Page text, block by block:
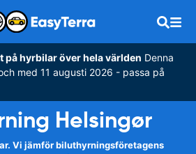
på hyrbilar över hela världen Denna
med 11 augusti 2026 - passa på
Helsingør
Vi jämför biluthyrningsföretagens